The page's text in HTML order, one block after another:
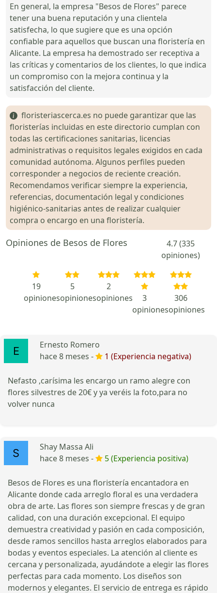
En general, la empresa "Besos de Flores" parece
tener una buena reputación y una clientela
satisfecha, lo que sugiere que es una opción
confiable para aquellos que buscan una floristería en
Alicante. La empresa ha demostrado ser receptiva a
las críticas y comentarios de los clientes, lo que indica
un compromiso con la mejora continua y la
satisfacción del cliente.
floristeriascerca.es no puede garantizar que las
floristerías incluidas en este directorio cumplan con
todas las certificaciones sanitarias, licencias
administrativas o requisitos legales exigidos en cada
comunidad autónoma. Algunos perfiles pueden
corresponder a negocios de reciente creación.
Recomendamos verificar siempre la experiencia,
referencias, documentación legal y condiciones
higiénico-sanitarias antes de realizar cualquier
compra o encargo en una floristería.
Opiniones de Besos de Flores
4.7 (335
opiniones)
19
opiniones
5
opiniones
2
opiniones
3
opiniones
306
opiniones
Ernesto Romero
hace 8 meses -
1 (Experiencia negativa)
Nefasto ,carísima les encargo un ramo alegre con
flores silvestres de 20€ y ya veréis la foto,para no
volver nunca
Shay Massa Ali
hace 8 meses -
5 (Experiencia positiva)
Besos de Flores es una floristería encantadora en
Alicante donde cada arreglo floral es una verdadera
obra de arte. Las flores son siempre frescas y de gran
calidad, con una duración excepcional. El equipo
demuestra creatividad y pasión en cada composición,
desde ramos sencillos hasta arreglos elaborados para
bodas y eventos especiales. La atención al cliente es
cercana y personalizada, ayudándote a elegir las flores
perfectas para cada momento. Los diseños son
modernos y elegantes. El servicio de entrega es rápido